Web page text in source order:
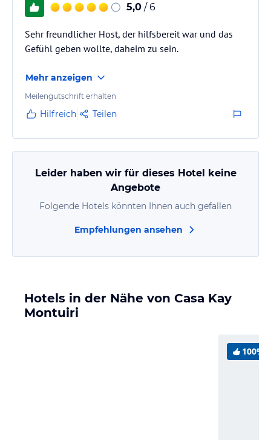
5,0 / 6
Sehr freundlicher Host, der hilfsbereit war und das
Gefühl geben wollte, daheim zu sein.
Mehr anzeigen
Meilengutschrift erhalten
Hilfreich Teilen
Leider haben wir für dieses Hotel keine
Angebote
Folgende Hotels könnten Ihnen auch gefallen
Empfehlungen ansehen
Hotels in der Nähe von Casa Kay
Montuiri
100%